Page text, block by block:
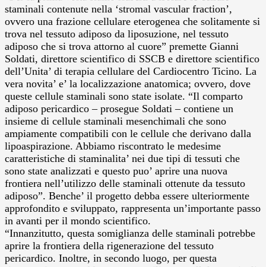
staminali contenute nella ‘stromal vascular fraction’,
ovvero una frazione cellulare eterogenea che solitamente si
trova nel tessuto adiposo da liposuzione, nel tessuto
adiposo che si trova attorno al cuore” premette Gianni
Soldati, direttore scientifico di SSCB e direttore scientifico
dell’Unita’ di terapia cellulare del Cardiocentro Ticino. La
vera novita’ e’ la localizzazione anatomica; ovvero, dove
queste cellule staminali sono state isolate. “Il comparto
adiposo pericardico – prosegue Soldati – contiene un
insieme di cellule staminali mesenchimali che sono
ampiamente compatibili con le cellule che derivano dalla
lipoaspirazione. Abbiamo riscontrato le medesime
caratteristiche di staminalita’ nei due tipi di tessuti che
sono state analizzati e questo puo’ aprire una nuova
frontiera nell’utilizzo delle staminali ottenute da tessuto
adiposo”. Benche’ il progetto debba essere ulteriormente
approfondito e sviluppato, rappresenta un’importante passo
in avanti per il mondo scientifico.
“Innanzitutto, questa somiglianza delle staminali potrebbe
aprire la frontiera della rigenerazione del tessuto
pericardico. Inoltre, in secondo luogo, per questa